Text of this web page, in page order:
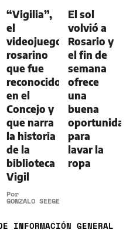
“Vigilia”,
el
videojuego
rosarino
que fue
reconocido
en el
Concejo y
que narra
la historia
de la
biblioteca
Vigil
Por
GONZALO SEEGER
El sol
volvió a
Rosario y
el fin de
semana
ofrece
una
buena
oportunidad
para
lavar la
ropa
INFORMACIÓN GENERAL